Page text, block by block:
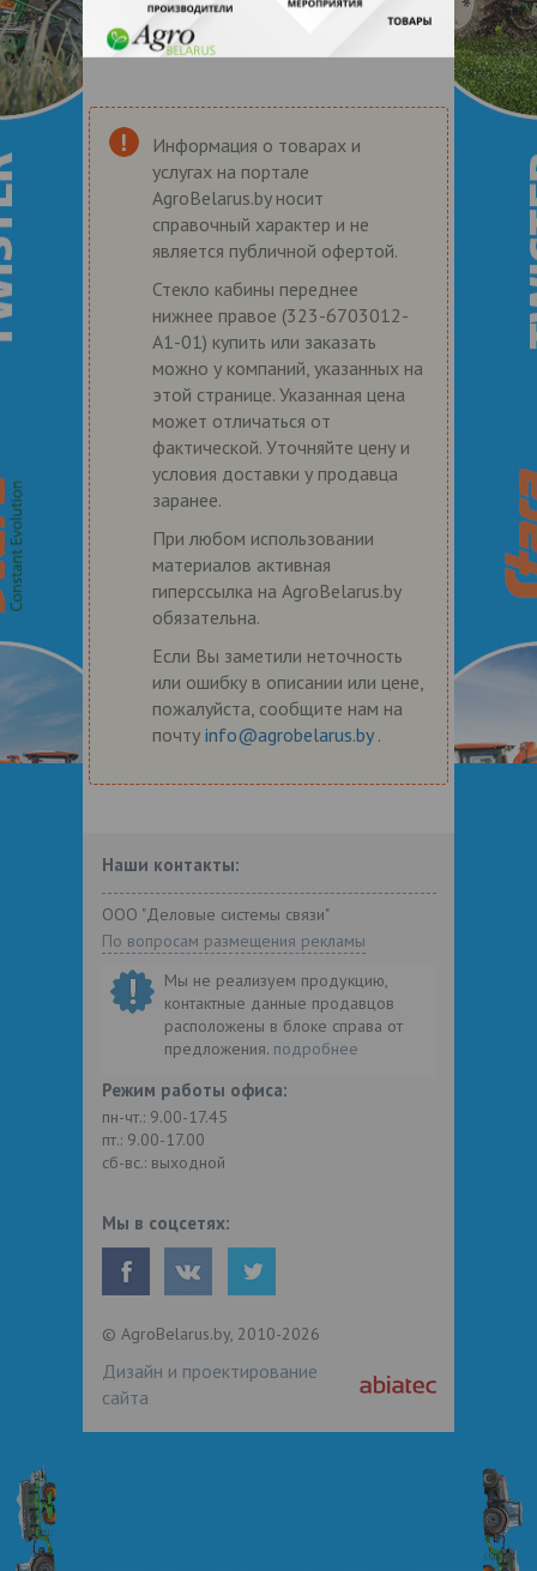
Информация о товарах и
услугах на портале
AgroBelarus.by носит
справочный характер и не
является публичной офертой.
Стекло кабины переднее
нижнее правое (323-6703012-
А1-01) купить или заказать
можно у компаний, указанных на
этой странице. Указанная цена
может отличаться от
фактической. Уточняйте цену и
условия доставки у продавца
заранее.
При любом использовании
материалов активная
гиперссылка на AgroBelarus.by
обязательна.
Если Вы заметили неточность
или ошибку в описании или цене,
пожалуйста, сообщите нам на
почту info@agrobelarus.by .
Наши контакты:
ООО "Деловые системы связи"
По вопросам размещения рекламы
Мы не реализуем продукцию,
контактные данные продавцов
расположены в блоке справа от
предложения. подробнее
Режим работы офиса:
пн-чт.: 9.00-17.45
пт.: 9.00-17.00
сб-вс.: выходной
Мы в соцсетях:
© AgroBelarus.by, 2010-2026
Дизайн и проектирование
сайта